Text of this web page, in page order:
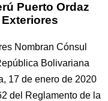
Puerto Ordaz
Exteriores
Nombran Cónsul
Bolivariana
17 de enero de 2020
del Reglamento de la